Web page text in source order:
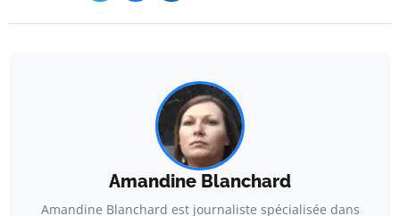
Amandine Blanchard
Amandine Blanchard est journaliste spécialisée dans